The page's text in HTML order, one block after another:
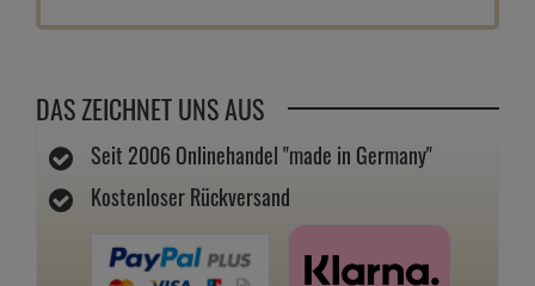
DAS ZEICHNET UNS AUS
Seit 2006 Onlinehandel "made in Germany"
Kostenloser Rückversand